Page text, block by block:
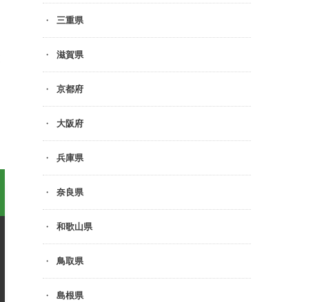
三重県
滋賀県
京都府
大阪府
兵庫県
奈良県
和歌山県
鳥取県
島根県